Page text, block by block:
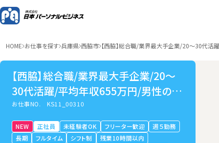
HOME お仕事を探す 兵庫県 西脇市 【西脇】総合職/業界最大手企業/20～30代
【西脇】総合職/業界最大手企業/20～
30代活躍/平均年収655万円/男性の育
休取得可
お仕事NO.KS11_00310
NEW 正社員 未経験者OK フリーター歓迎
週５勤務
長期
フルタイム シフト制
残業10時間以内